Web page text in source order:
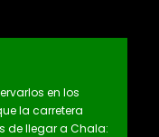
en los
la carretera
de llegar a Chala: